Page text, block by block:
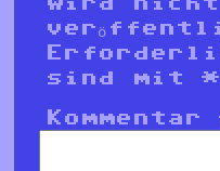
sind mit*
Kommentar